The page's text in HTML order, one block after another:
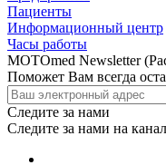
Пациенты
Информационный центр
Часы работы
MOTOmed Newsletter
Поможет Вам всегда
Следите за нами
Следите за нами на